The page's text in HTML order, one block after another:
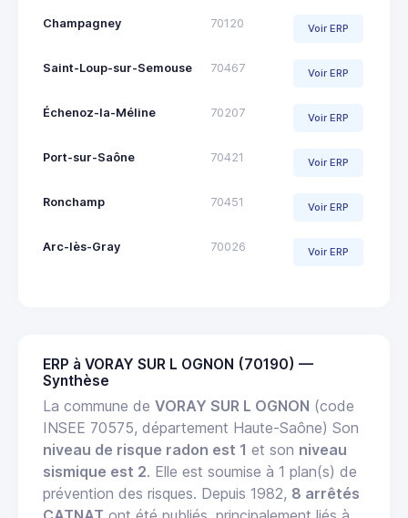
Champagney 70120 Voir ERP
Saint-Loup-sur-Semouse 70467 Voir ERP
Échenoz-la-Méline 70207 Voir ERP
Port-sur-Saône 70421 Voir ERP
Ronchamp 70451 Voir ERP
Arc-lès-Gray 70026 Voir ERP
ERP à VORAY SUR L OGNON (70190) —
Synthèse
La commune de VORAY SUR L OGNON (code
INSEE 70575, département Haute-Saône) Son
niveau de risque radon est 1 et son niveau
sismique est 2. Elle est soumise à 1 plan(s) de
prévention des risques. Depuis 1982, 8 arrêtés